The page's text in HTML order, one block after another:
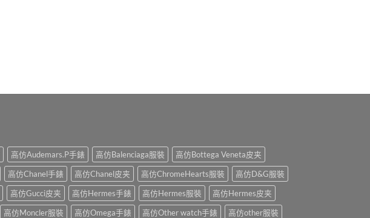
高仿Audemars.P手錶 高仿Balenciaga服裝
高仿Bottega Veneta皮夹
高仿Chanel手錶 高仿Chanel皮夹 高仿ChromeHearts服裝
高仿D&G服裝
高仿Gucci皮夹 高仿Hermes手錶 高仿Hermes服裝
高仿Hermes皮夹
高仿Moncler服裝 高仿Omega手錶 高仿Other watch手錶 高仿other服裝